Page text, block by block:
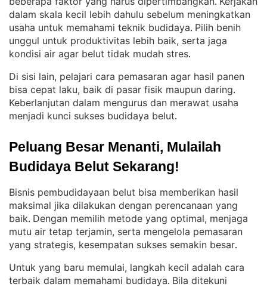
dalam skala kecil lebih dahulu sebelum meningkatkan
usaha untuk memahami teknik budidaya. Pilih benih
unggul untuk produktivitas lebih baik, serta jaga
kondisi air agar belut tidak mudah stres.
Di sisi lain, pelajari cara pemasaran agar hasil panen
bisa cepat laku, baik di pasar fisik maupun daring
Keberlanjutan dalam mengurus dan merawat usaha
menjadi kunci sukses budidaya belut.
Peluang Besar Menanti, Mulailah
Budidaya Belut Sekarang!
Bisnis pembudidayaan belut bisa memberikan hasil
maksimal jika dilakukan dengan perencanaan yang
baik. Dengan memilih metode yang optimal, menjaga
mutu air tetap terjamin, serta mengelola pemasaran
yang strategis, kesempatan sukses semakin besar.
Untuk yang baru memulai, langkah kecil adalah cara
terbaik dalam memahami budidaya. Bila ditekuni